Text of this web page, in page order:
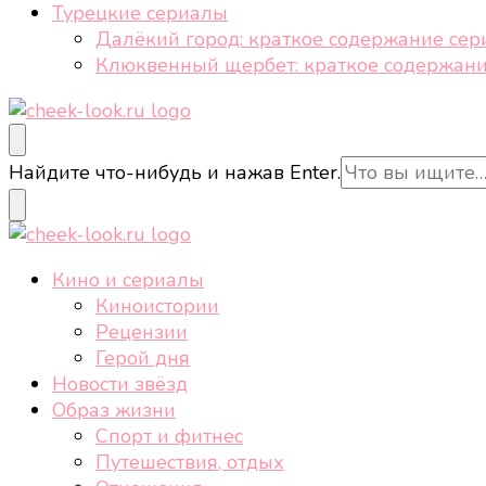
Турецкие сериалы
Далёкий город: краткое содержание
Клюквенный щербет: краткое
cheek-look.ru
Женский сайт о звездах и кино, а также трендах,
Ищите
что-
то?
Найдите что-нибудь и нажав Enter.
cheek-look.ru
Женский сайт о звездах и кино, а также трендах,
Кино и сериалы
Киноистории
Рецензии
Герой дня
Новости звёзд
Образ жизни
Спорт и фитнес
Путешествия, отдых